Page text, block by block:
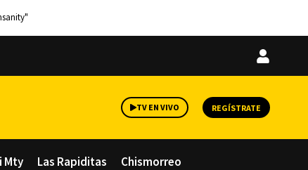
Iniciar
TV EN VIVO REGÍSTRATE
Mty Las Rapiditas Chismorreo